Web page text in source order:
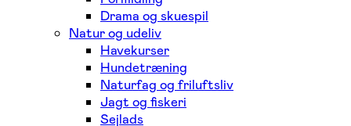
Drama og skuespil
Natur og udeliv
Havekurser
Hundetræning
Naturfag og friluftsliv
Jagt og fiskeri
Sejlads